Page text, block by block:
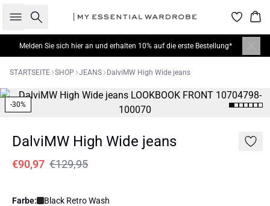
Suche
Melden Sie sich hieran und erhalten 10% auf die erste Bestellung*
STARTSEITE SHOP JEANS DalviMW High Wide jeans
-30%
DalviMW High Wide jeans
€90,97 €129,95
Farbe: Black Retro Wash